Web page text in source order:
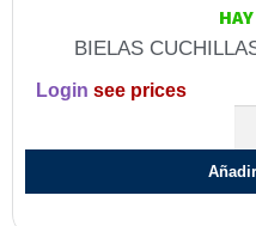
BIELAS
Login see prices